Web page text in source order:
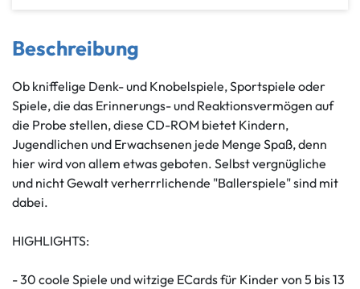
Beschreibung
Ob kniffelige Denk- und Knobelspiele, Sportspiele oder
Spiele, die das Erinnerungs- und Reaktionsvermögen auf
die Probe stellen, diese CD-ROM bietet Kindern,
Jugendlichen und Erwachsenen jede Menge Spaß, denn
hier wird von allem etwas geboten. Selbst vergnügliche
und nicht Gewalt verherrrlichende "Ballerspiele" sind mit
dabei.
HIGHLIGHTS:
- 30 coole Spiele und witzige ECards für Kinder von 5 bis 13